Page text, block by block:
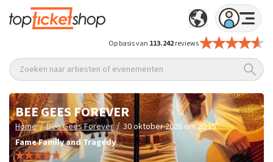
Op basis van 113.242reviews
Zoeken naar artiesten of evenementen
BEE GEES FOREVER
Home / Bee Gees Forever / 30 oktober 2026 om 20:15
Fame Family and Tragedy